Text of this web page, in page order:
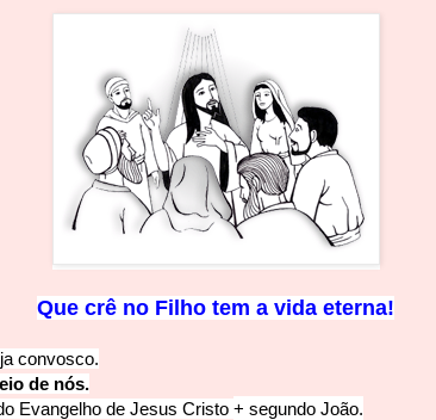
Que crê no Filho tem a vida eterna!
convosco.
de nós.
Evangelho de Jesus Cristo + segundo João.